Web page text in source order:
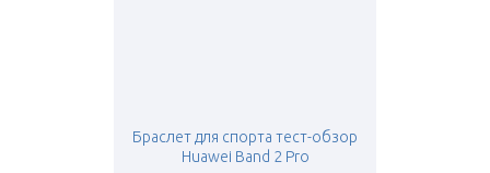
Браслет для спорта тест-обзор
Huawei Band 2 Pro